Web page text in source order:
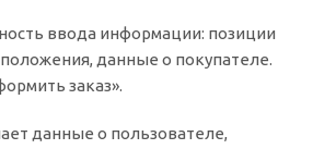
ввода информации: позиции
данные о покупателе.
заказ».
данные о пользователе,